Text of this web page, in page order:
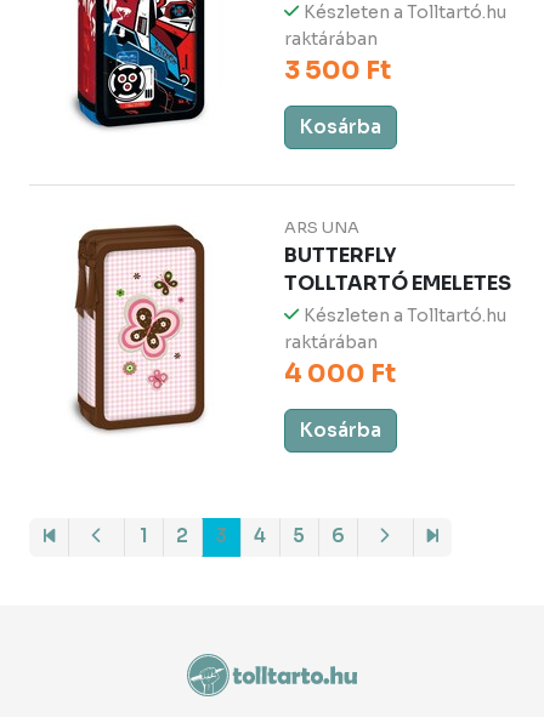
Készleten a Tolltartó.hu
raktárában
3 500 Ft
Kosárba
ARS UNA
BUTTERFLY
TOLLTARTÓ EMELETES
Készleten a Tolltartó.hu
raktárában
4 000 Ft
Kosárba
1 2 3 4 5 6